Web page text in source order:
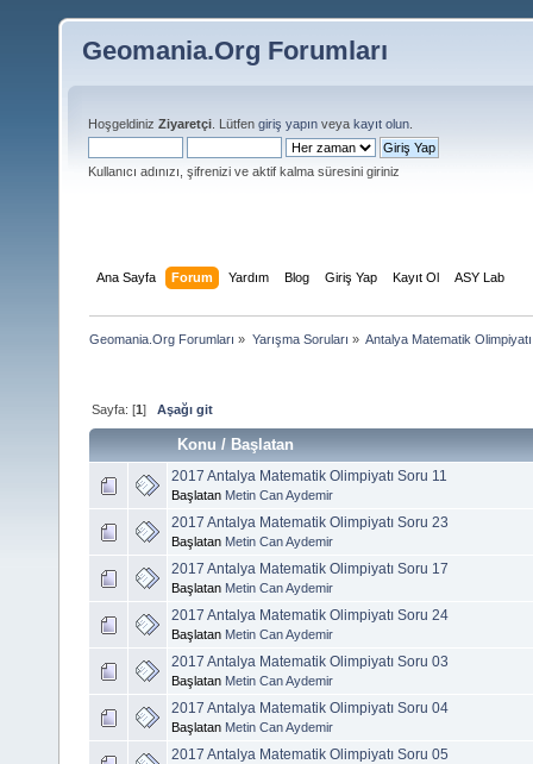
Geomania.Org Forumları
Hoşgeldiniz Ziyaretçi . Lütfen giriş yapın veya kayıt olun
Kullanıcı adınızı, şifrenizi ve aktif kalma süresini giriniz
Ana Sayfa Forum Yardım Blog Giriş Yap Kayıt Ol ASY Lab
Geomania.Org Forumları » Yarışma Soruları » Antalya Matematik
Sayfa: [1]Aşağı git
Konu /Başlatan
2017 Antalya Matematik Olimpiyatı Soru 11
Başlatan Metin Can Aydemir
2017 Antalya Matematik Olimpiyatı Soru 23
Başlatan Metin Can Aydemir
2017 Antalya Matematik Olimpiyatı Soru 17
Başlatan Metin Can Aydemir
2017 Antalya Matematik Olimpiyatı Soru 24
Başlatan Metin Can Aydemir
2017 Antalya Matematik Olimpiyatı Soru 03
Başlatan Metin Can Aydemir
2017 Antalya Matematik Olimpiyatı Soru 04
Başlatan Metin Can Aydemir
2017 Antalya Matematik Olimpiyatı Soru 05